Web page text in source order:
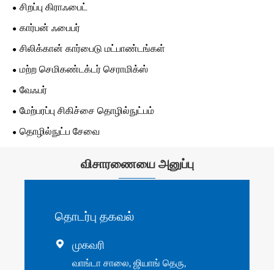
சிறப்பு கிராஃபைட்
கார்பன் ஃபைபர்
சிலிக்கான் கார்பைடு மட்பாண்டங்கள்
மற்ற செமிகண்டக்டர் செராமிக்ஸ்
வேஃபர்
மேற்பரப்பு சிகிச்சை தொழில்நுட்பம்
தொழில்நுட்ப சேவை
விசாரணையை அனுப்பு
தொடர்பு தகவல்
 முகவரி
வாங்டா சாலை, ஜியாங் தெரு,